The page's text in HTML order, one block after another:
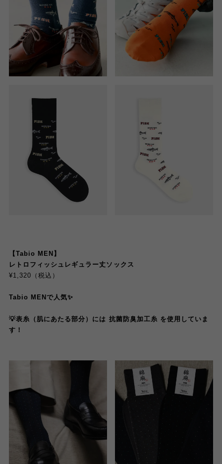
【Tabio MEN】
レトロフィッシュレギュラー丈ソックス
¥1,320（税込）
Tabio MENで人気✨
💡表糸（肌にあたる部分）には 抗菌防臭加工糸 を使用していま
す！